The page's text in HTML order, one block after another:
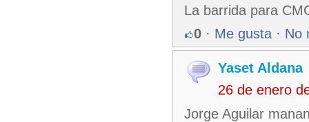
La barrida para
0 · Me gusta · No
Yaset Aldana
26 de enero
Jorge Aguilar